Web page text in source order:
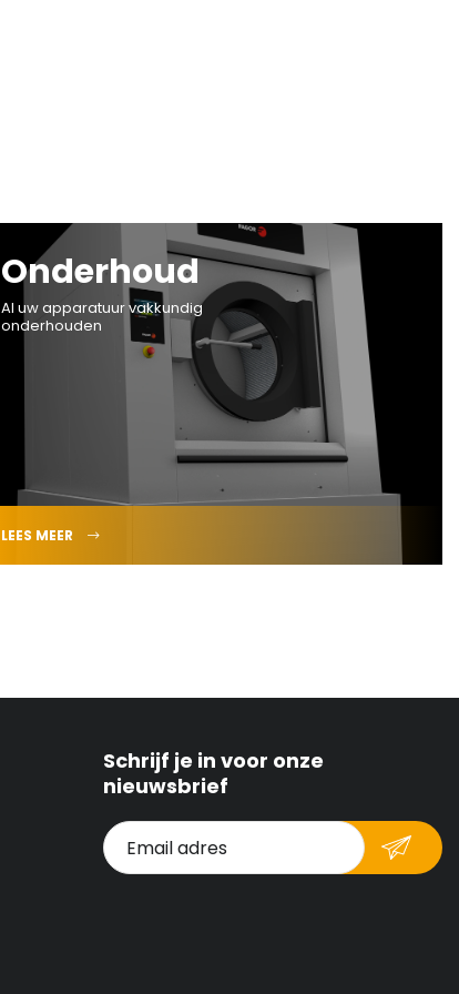
Onderhoud
Al uw apparatuur vakkundig
onderhouden
LEES MEER
Schrijf je in voor onze
nieuwsbrief